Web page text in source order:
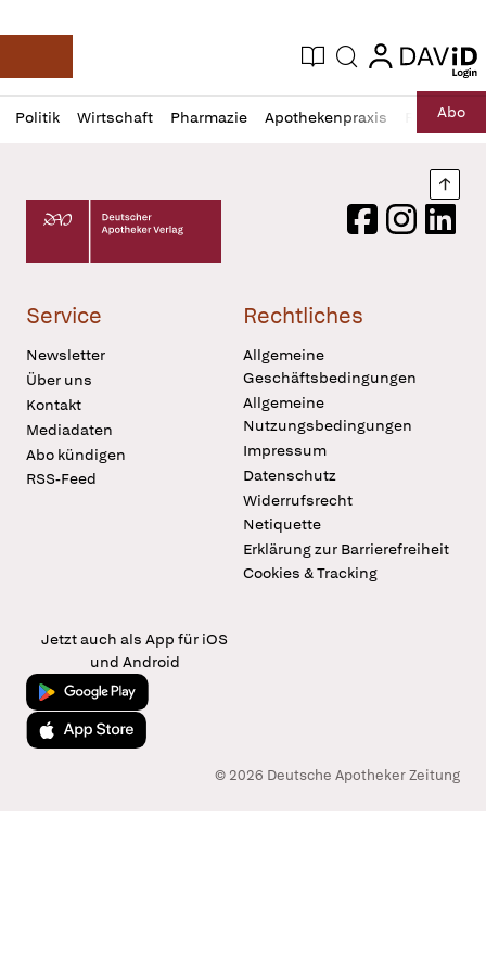
Deutsche Apotheker Zeitung
Aktuelle Ausgabe
Suche login
login
Politik Wirtschaft Pharmazie Apothekenpraxis RechtAbo
Profil
öffnen
Daz
Pur
Deutscher Apotheker Verlag Logo
FacebookInstagram
Service
Newsletter
Über uns
Kontakt
Mediadaten
Abo kündigen
RSS-Feed
Rechtliches
Allgemeine
Geschäftsbedingungen
Allgemeine
Nutzungsbedingungen
Impressum
Datenschutz
Widerrufsrecht
Netiquette
Erklärung zur Barrierefreiheit
Cookies & Tracking
Jetzt auch als App für iOS
und Android
Jetzt bei Google Play
Laden im App Store
© 2026 Deutsche Apotheker Zeitung